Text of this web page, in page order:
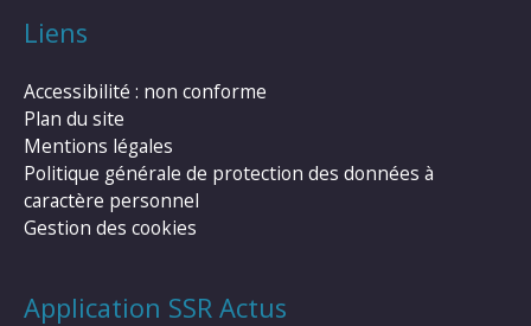
Liens
Accessibilité : non conforme
Plan du site
Mentions légales
Politique générale de protection des données à
caractère personnel
Gestion des cookies
Application SSR Actus